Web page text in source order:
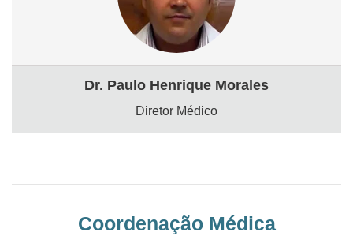
Dr. Paulo Henrique Morales
Diretor Médico
Coordenação Médica